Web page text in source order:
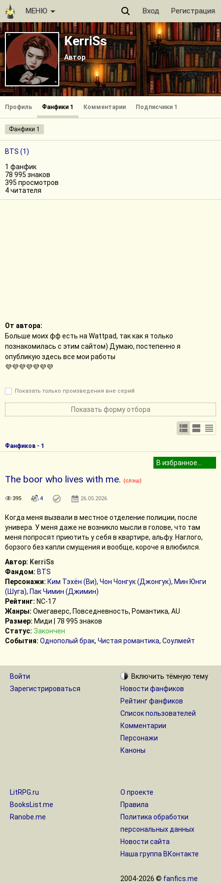
МЕНЮ Вход Регистрация
KerriSs
Автор
Профиль Фанфики 1 Комментарии Подписчики 1
Фанфики 1
BTS (1)
1 фанфик
78 995 знаков
395 просмотров
4 читателя
От автора:
Больше моих фф есть на Wattpad, так как я только
познакомилась с этим сайтом) Думаю, постепенно я
опубликую здесь все мои работы
💜💜💜💜💜💜💜
Показать только произведения вне серий
Показать форму отбора
Фанфиков - 1
The boor who lives with me. (слэш)
395 4 26.05.2026
Когда меня вызвали в местное отделение полиции, после
универа. У меня даже не возникло мысли в голове, что там
меня попросят приютить у себя в квартире, альфу. Наглого,
борзого без капли смущения и вообще, короче я влюбился.
Автор: KerriSs
Фандом: BTS
Персонажи: Ким Тэхён (Ви), Чон Чонгук (Джонгук), Мин Юнги
(Шуга), Пак Чимин (Джимин)
Рейтинг: NC-17
Жанры: Омегаверс, Повседневность, Романтика, AU
Размер: Миди | 78 995 знаков
Статус: Закончен
События: Однополый брак, Чистая романтика, Соулмейт
Войти
Зарегистрироваться
Включить тёмную тему
Новости фанфиков
Рейтинг фанфиков
Список пользователей
Комментарии
Персонажи
Каноны
LitRPG.ru
BooksList.me
Ranobe.me
О проекте
Правила
Политика обработки
персональных данных
Новости сайта
Наша группа ВКонтакте
2004-2026 © fanfics.me